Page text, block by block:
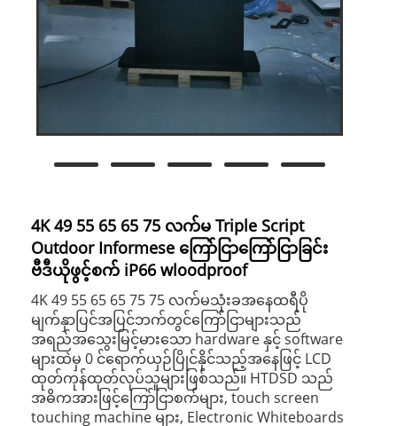
4K 49 55 65 65 75 လက်မ Triple Script
Outdoor Informese ကြော်ငြာကြော်ငြာခြင်း
ဗီဒီယိုဖွင့်စက် iP66 wloodproof
4K 49 55 65 65 75 75 လက်မသုံးခအနေထရီပို
မျက်နှာပြင်အပြင်ဘက်တွင်ကြော်ငြာများသည်
အရည်အသွေးမြင့်မားသော hardware နှင့် software
များထဲမှ 0 င်ရောက်ယှဉ်ပြိုင်နိုင်သည့်အနေဖြင့် LCD
ထုတ်ကုန်ထုတ်လုပ်သူများဖြစ်သည်။ HTDSD သည်
အဓိကအားဖြင့်ကြော်ငြာစက်များ, touch screen
touching machine များ, Electronic Whiteboards